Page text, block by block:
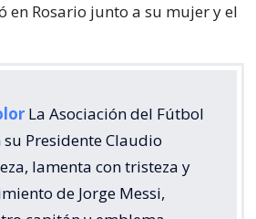
en Rosario junto a su mujer y el
La Asociación del Fútbol
Presidente Claudio
lamenta con tristeza y
de Jorge Messi,